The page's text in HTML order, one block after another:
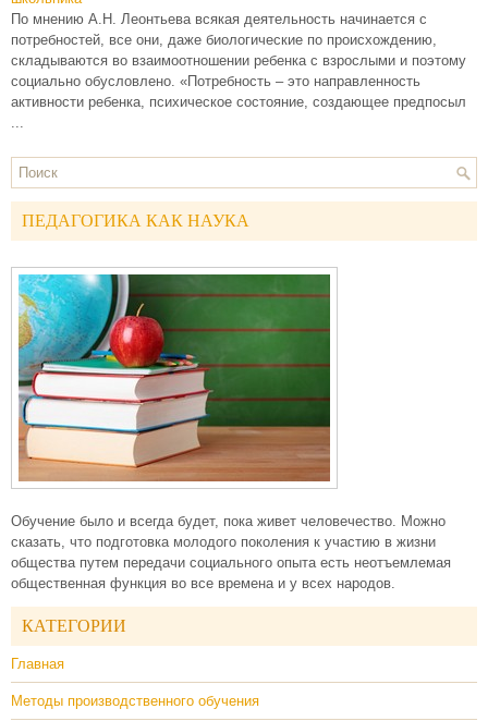
По мнению А.Н. Леонтьева всякая деятельность начинается с
потребностей, все они, даже биологические по происхождению,
складываются во взаимоотношении ребенка с взрослыми и поэтому
социально обусловлено. «Потребность – это направленность
активности ребенка, психическое состояние, создающее предпосыл
...
ПЕДАГОГИКА КАК НАУКА
Обучение было и всегда будет, пока живет человечество. Можно
сказать, что подготовка молодого поколения к участию в жизни
общества путем передачи социального опыта есть неотъемлемая
общественная функция во все времена и у всех народов.
КАТЕГОРИИ
Главная
Методы производственного обучения